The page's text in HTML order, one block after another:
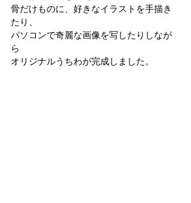
骨だけものに、好きなイラストを手描き
たり、
パソコンで奇麗な画像を写したりしなが
ら
オリジナルうちわが完成しました。